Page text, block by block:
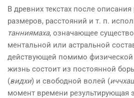
В древних текстах после
размеров, расстояний и т. п.
танниямаха, означающее
ментальной или астраль­ной
действующей помимо
жизнь состоит из постоянной
(видхи) и свободной волей (
момент времени результирующая